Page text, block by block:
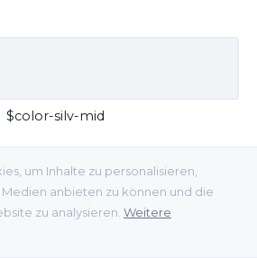
um Inhalte zu personalisieren,
anbieten zu können und die
zu analysieren. Weitere
$color-silv-mid